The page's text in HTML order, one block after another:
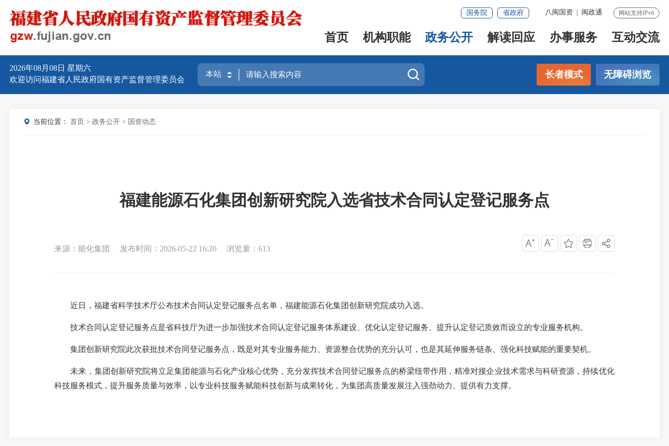
网站支持IPv6
八闽国资 闽政通
国务院 省政府
首页 机构职能 政务公开 解读回应 办事服务 互动交流
2026年08月08日星期六
欢迎访问福建省人民政府国有资产监督管理委员会
长者模式 无障碍浏览
当前位置： 首页 >政务公开 > 国资动态
福建能源石化集团创新研究院入选省技术合同认定登记服务点
来源：能化集团 发布时间：2026-05-22 16:20 浏览量：613
近日，福建省科学技术厅公布技术合同认定登记服务点名单，福建能源石化集团创新研究院成功入选。
技术合同认定登记服务点是省科技厅为进一步加强技术合同认定登记服务体系建设、优化认定登记服务、提升认定登记质效而设立的专业服务机构。
集团创新研究院此次获批技术合同登记服务点，既是对其专业服务能力、资源整合优势的充分认可，也是其延伸服务链条、强化科技赋能的重要契机。
未来，集团创新研究院将立足集团能源与石化产业核心优势，充分发挥技术合同登记服务点的桥梁纽带作用，精准对接企业技术需求与科研资源，持续优化
科技服务模式，提升服务质量与效率，以专业科技服务赋能科技创新与成果转化，为集团高质量发展注入强劲动力、提供有力支撑。